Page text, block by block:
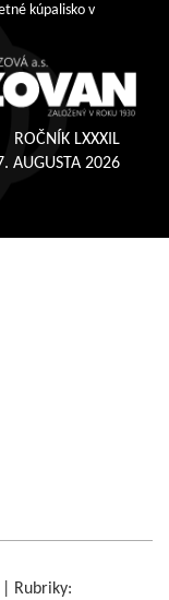
kúpalisko v
ROČNÍK LXXXIL
AUGUSTA 2026
Rubriky: